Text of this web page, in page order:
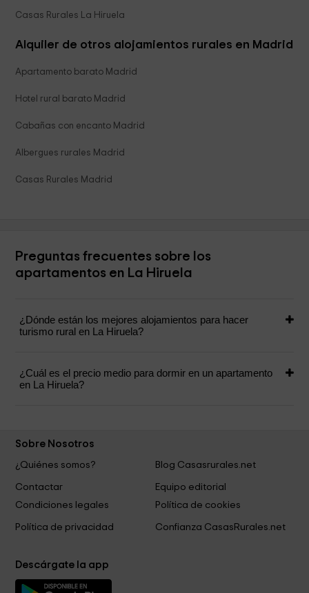
Casas Rurales La Hiruela
Alquiler de otros alojamientos rurales en Madrid
Apartamento barato Madrid
Hotel rural barato Madrid
Cabañas con encanto Madrid
Albergues rurales Madrid
Casas Rurales Madrid
Preguntas frecuentes sobre los
apartamentos en La Hiruela
¿Dónde están los mejores alojamientos para hacer
turismo rural en La Hiruela?
¿Cuál es el precio medio para dormir en un apartamento
en La Hiruela?
Sobre Nosotros
¿Quiénes somos?
Blog Casasrurales.net
Contactar
Equipo editorial
Condiciones legales
Política de cookies
Política de privacidad Confianza CasasRurales.net
Descárgate la app